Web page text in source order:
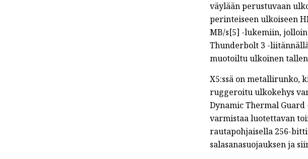
väylään perustuvaan
perinteiseen ulkoiseen
MB/s[5] -lukemiin,
Thunderbolt 3 -
muotoiltu ulkoinen
X5:ssä on metallirunko,
ruggeroitu ulkokehys
Dynamic Thermal
varmistaa luotettavan
rautapohjaisella 256-
salasanasuojauksen ja